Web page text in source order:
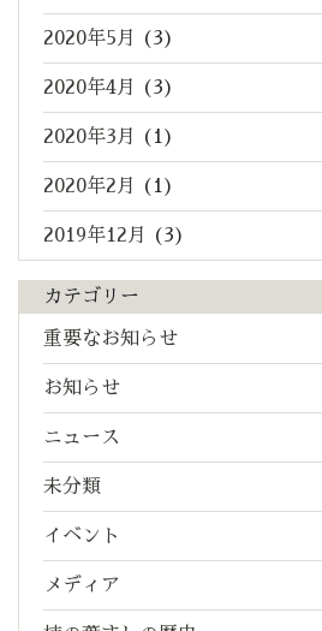
2020年5月 (3)
2020年4月 (3)
2020年3月 (1)
2020年2月 (1)
2019年12月 (3)
カテゴリー
重要なお知らせ
お知らせ
ニュース
未分類
イベント
メディア